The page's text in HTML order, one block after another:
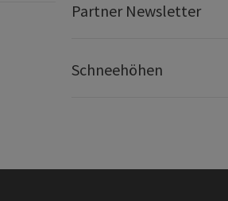
Partner Newsletter
Schneehöhen